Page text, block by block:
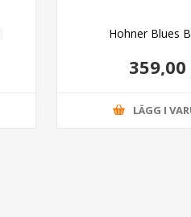
Hohner Blues
LÄGG I